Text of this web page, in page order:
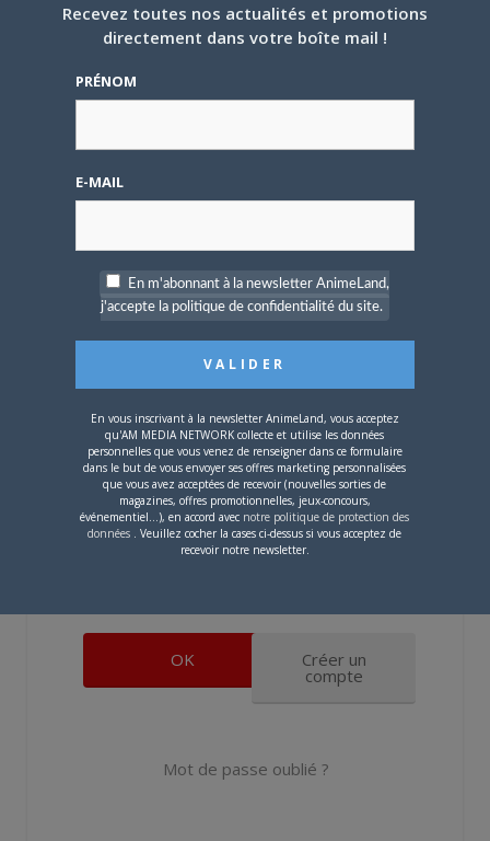
[Entretien] Mokochan : «
Lors des prémices du
demandé de suivre au
mieux le manga
Vous devez
commentaire.
Nom d'utilisateur ou adresse e-mail
Mot de passe
Créer un
compte
Mot de passe oublié ?
Recevez toutes nos actualités et promotions
directement dans votre boîte mail !
PRÉNOM
E-MAIL
En m'abonnant à la newsletter AnimeLand,
j'accepte la politique de confidentialité du site.
En vous inscrivant à la newsletter AnimeLand, vous acceptez
qu'AM MEDIA NETWORK collecte et utilise les données
personnelles que vous venez de renseigner dans ce formulaire
dans le but de vous envoyer ses offres marketing personnalisées
que vous avez acceptées de recevoir (nouvelles sorties de
magazines, offres promotionnelles, jeux-concours,
événementiel...), en accord avec notre politique de protection des
données . Veuillez cocher la cases ci-dessus si vous acceptez de
recevoir notre newsletter.